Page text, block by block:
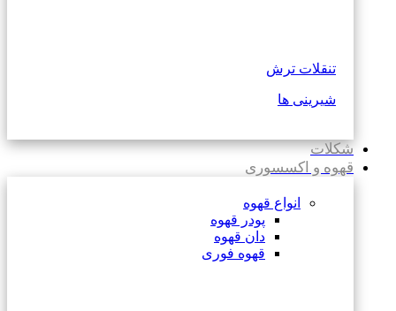
تنقلات ترش
شیرینی ها
شکلات
قهوه و اکسسوری
انواع قهوه
پودر قهوه
دان قهوه
قهوه فوری